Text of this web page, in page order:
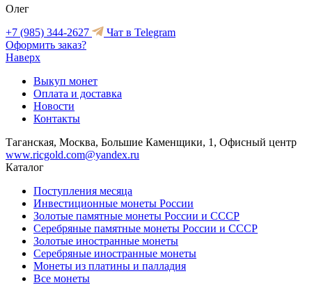
Олег
+7 (985) 344-2627
Чат в Telegram
Оформить заказ?
Наверх
Выкуп монет
Оплата и доставка
Новости
Контакты
Таганская, Москва, Большие Каменщики, 1, Офисный центр
www.ricgold.com@yandex.ru
Каталог
Поступления месяца
Инвестиционные монеты России
Золотые памятные монеты России и СССР
Серебряные памятные монеты России и СССР
Золотые иностранные монеты
Серебряные иностранные монеты
Монеты из платины и палладия
Все монеты